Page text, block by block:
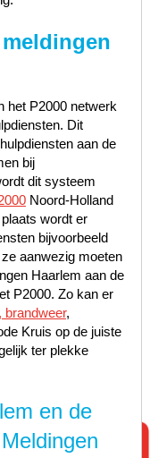
meldingen
het P2000 netwerk
Dit
aan de
bij
dit systeem
Noord-Holland
wordt er
bijvoorbeeld
aanwezig moeten
Haarlem aan de
P2000. Zo kan er
brandweer,
Kruis op de juiste
ter plekke
en de